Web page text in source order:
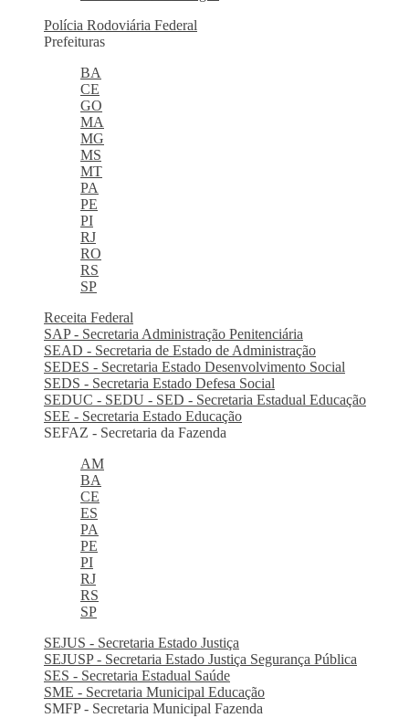
Polícia Rodoviária Federal
Prefeituras
BA
CE
GO
MA
MG
MS
MT
PA
PE
PI
RJ
RO
RS
SP
Receita Federal
SAP - Secretaria Administração Penitenciária
SEAD - Secretaria de Estado de Administração
SEDES - Secretaria Estado Desenvolvimento Social
SEDS - Secretaria Estado Defesa Social
SEDUC - SEDU - SED - Secretaria Estadual Educação
SEE - Secretaria Estado Educação
SEFAZ - Secretaria da Fazenda
AM
BA
CE
ES
PA
PE
PI
RJ
RS
SP
SEJUS - Secretaria Estado Justiça
SEJUSP - Secretaria Estado Justiça Segurança Pública
SES - Secretaria Estadual Saúde
SME - Secretaria Municipal Educação
SMFP - Secretaria Municipal Fazenda